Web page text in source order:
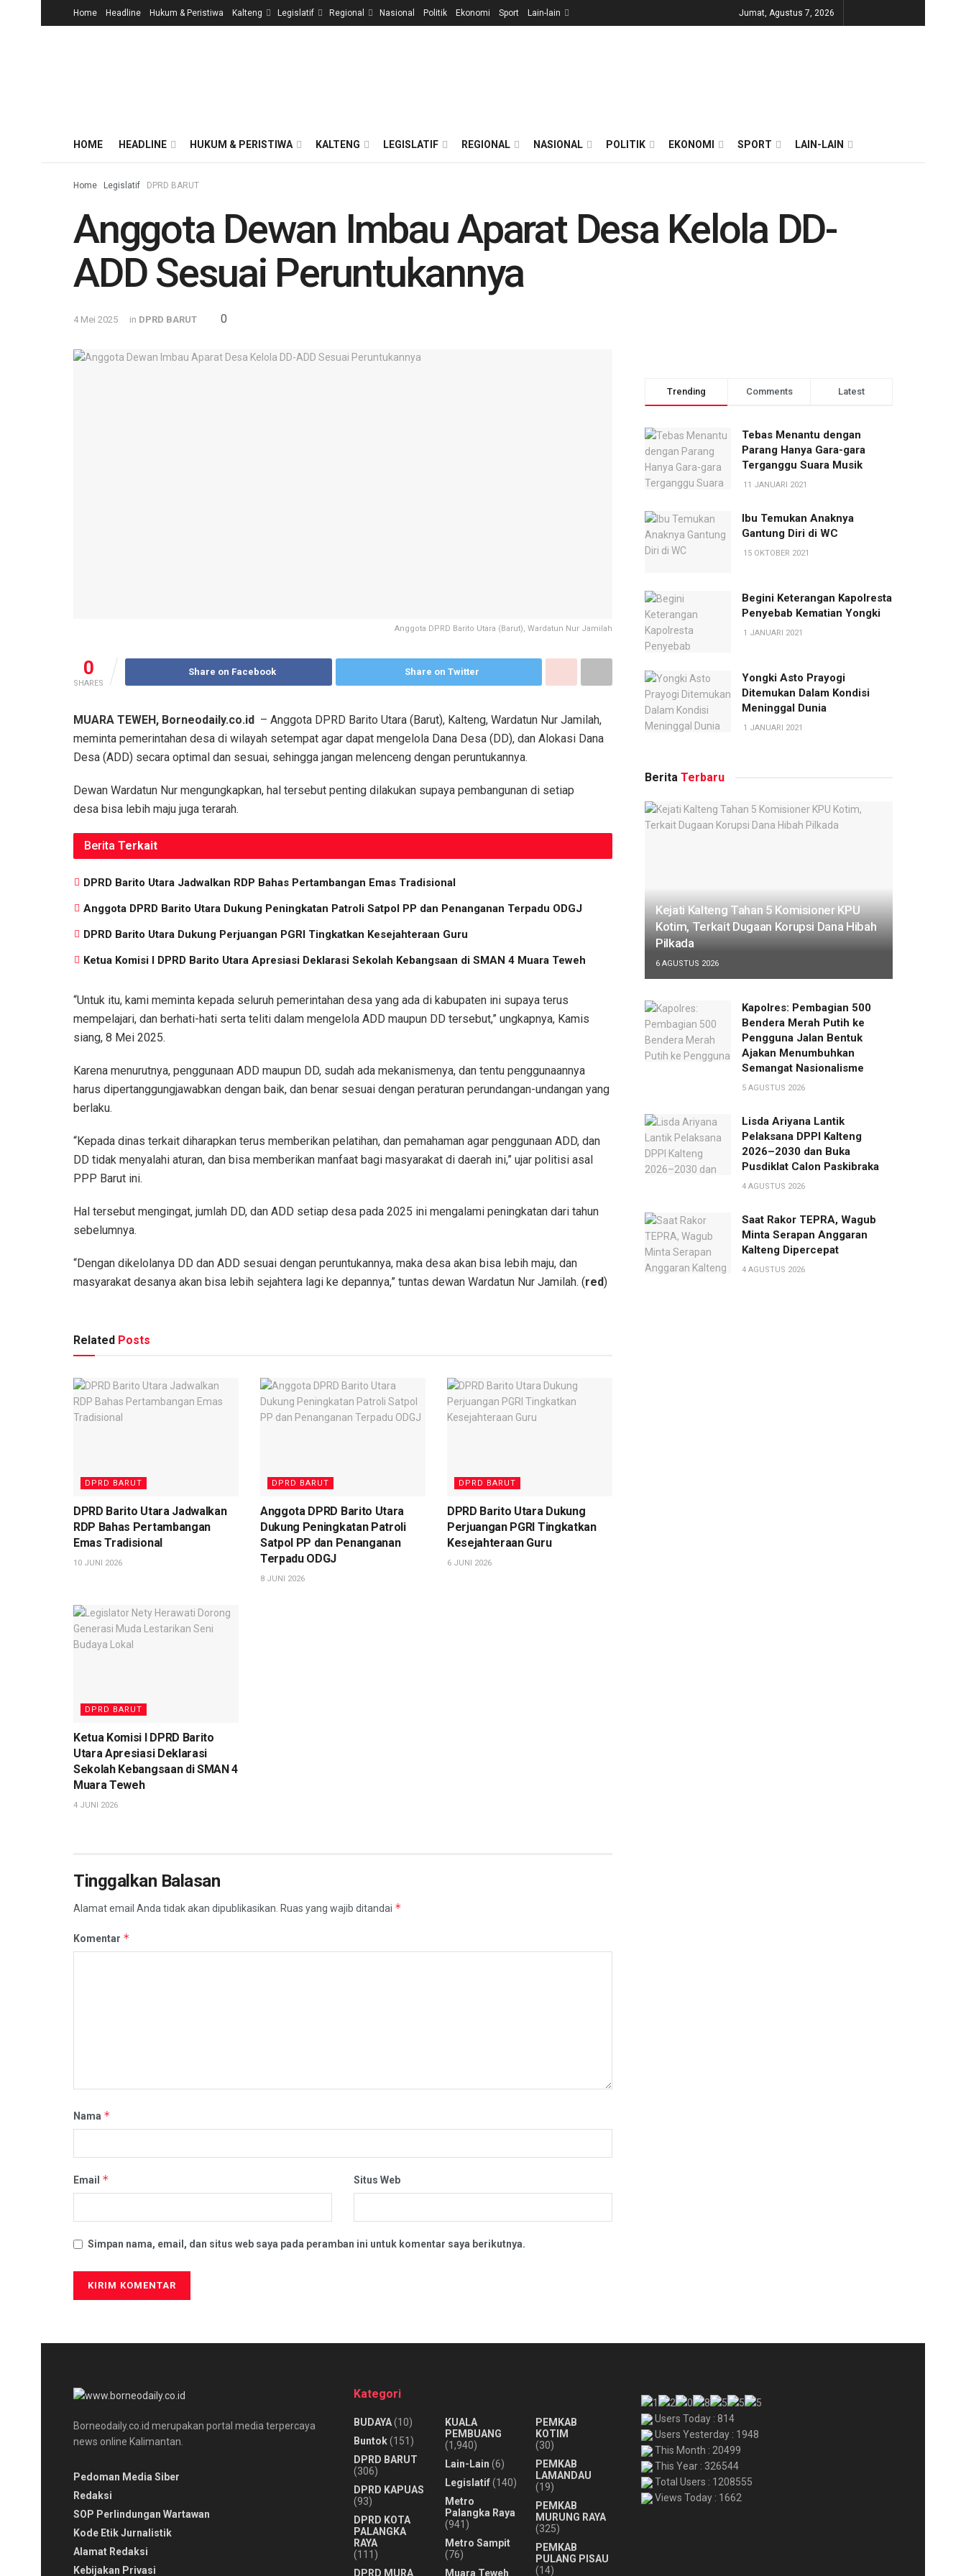
Home Headline Hukum & Peristiwa Kalteng Legislatif Regional Nasional Politik Ekonomi Sport Lain-lain Jumat, Agustus 7, 2026
HOME HEADLINE HUKUM & PERISTIWA KALTENG LEGISLATIF REGIONAL NASIONAL POLITIK EKONOMI SPORT LAIN-LAIN
Home Legislatif DPRD BARUT
Anggota Dewan Imbau Aparat Desa Kelola DD-
ADD Sesuai Peruntukannya
4 Mei 2025 in DPRD BARUT 0
Anggota DPRD Barito Utara (Barut), Wardatun Nur Jamilah
0
SHARES
Share on Facebook Share on Twitter
MUARA TEWEH, Borneodaily.co.id – Anggota DPRD Barito Utara (Barut), Kalteng, Wardatun Nur Jamilah,
meminta pemerintahan desa di wilayah setempat agar dapat mengelola Dana Desa (DD), dan Alokasi Dana
Desa (ADD) secara optimal dan sesuai, sehingga jangan melenceng dengan peruntukannya.
Dewan Wardatun Nur mengungkapkan, hal tersebut penting dilakukan supaya pembangunan di setiap
desa bisa lebih maju juga terarah.
Berita Terkait
DPRD Barito Utara Jadwalkan RDP Bahas Pertambangan Emas Tradisional
Anggota DPRD Barito Utara Dukung Peningkatan Patroli Satpol PP dan Penanganan Terpadu ODGJ
DPRD Barito Utara Dukung Perjuangan PGRI Tingkatkan Kesejahteraan Guru
Ketua Komisi I DPRD Barito Utara Apresiasi Deklarasi Sekolah Kebangsaan di SMAN 4 Muara Teweh
“Untuk itu, kami meminta kepada seluruh pemerintahan desa yang ada di kabupaten ini supaya terus
mempelajari, dan berhati-hati serta teliti dalam mengelola ADD maupun DD tersebut,” ungkapnya, Kamis
siang, 8 Mei 2025.
Karena menurutnya, penggunaan ADD maupun DD, sudah ada mekanismenya, dan tentu penggunaannya
harus dipertanggungjawabkan dengan baik, dan benar sesuai dengan peraturan perundangan-undangan yang
berlaku.
“Kepada dinas terkait diharapkan terus memberikan pelatihan, dan pemahaman agar penggunaan ADD, dan
DD tidak menyalahi aturan, dan bisa memberikan manfaat bagi masyarakat di daerah ini,” ujar politisi asal
PPP Barut ini.
Hal tersebut mengingat, jumlah DD, dan ADD setiap desa pada 2025 ini mengalami peningkatan dari tahun
sebelumnya.
“Dengan dikelolanya DD dan ADD sesuai dengan peruntukannya, maka desa akan bisa lebih maju, dan
masyarakat desanya akan bisa lebih sejahtera lagi ke depannya,” tuntas dewan Wardatun Nur Jamilah. (red)
Related Posts
DPRD BARUT
DPRD Barito Utara Jadwalkan
RDP Bahas Pertambangan
Emas Tradisional
10 JUNI 2026
DPRD BARUT
Anggota DPRD Barito Utara
Dukung Peningkatan Patroli
Satpol PP dan Penanganan
Terpadu ODGJ
8 JUNI 2026
DPRD BARUT
DPRD Barito Utara Dukung
Perjuangan PGRI Tingkatkan
Kesejahteraan Guru
6 JUNI 2026
DPRD BARUT
Ketua Komisi I DPRD Barito
Utara Apresiasi Deklarasi
Sekolah Kebangsaan di SMAN 4
Muara Teweh
4 JUNI 2026
Tinggalkan Balasan
Alamat email Anda tidak akan dipublikasikan. Ruas yang wajib ditandai *
Komentar *
Nama *
Email * Situs Web
Simpan nama, email, dan situs web saya pada peramban ini untuk komentar saya berikutnya.
Trending Comments Latest
Tebas Menantu dengan
Parang Hanya Gara-gara
Terganggu Suara Musik
11 JANUARI 2021
Ibu Temukan Anaknya
Gantung Diri di WC
15 OKTOBER 2021
Begini Keterangan Kapolresta
Penyebab Kematian Yongki
1 JANUARI 2021
Yongki Asto Prayogi
Ditemukan Dalam Kondisi
Meninggal Dunia
1 JANUARI 2021
Berita Terbaru
Kejati Kalteng Tahan 5 Komisioner KPU
Kotim, Terkait Dugaan Korupsi Dana Hibah
Pilkada
6 AGUSTUS 2026
Kapolres: Pembagian 500
Bendera Merah Putih ke
Pengguna Jalan Bentuk
Ajakan Menumbuhkan
Semangat Nasionalisme
5 AGUSTUS 2026
Lisda Ariyana Lantik
Pelaksana DPPI Kalteng
2026–2030 dan Buka
Pusdiklat Calon Paskibraka
4 AGUSTUS 2026
Saat Rakor TEPRA, Wagub
Minta Serapan Anggaran
Kalteng Dipercepat
4 AGUSTUS 2026
Borneodaily.co.id merupakan portal media terpercaya
news online Kalimantan.
Pedoman Media Siber
Redaksi
SOP Perlindungan Wartawan
Kode Etik Jurnalistik
Alamat Redaksi
Kebijakan Privasi
Kategori
BUDAYA(10)
Buntok(151)
DPRD BARUT
(306)
DPRD KAPUAS
(93)
DPRD KOTA
PALANGKA
RAYA
(111)
DPRD MURA
KUALA
PEMBUANG
(1,940)
Lain-Lain (6)
Legislatif(140)
Metro
Palangka Raya
(941)
Metro Sampit
(76)
Muara Teweh
PEMKAB
KOTIM
(30)
PEMKAB
LAMANDAU
(19)
PEMKAB
MURUNG RAYA
(325)
PEMKAB
PULANG PISAU
(14)
Users Today : 814
Users Yesterday : 1948
This Month : 20499
This Year : 326544
Total Users : 1208555
Views Today : 1662